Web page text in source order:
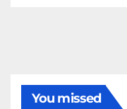
You missed